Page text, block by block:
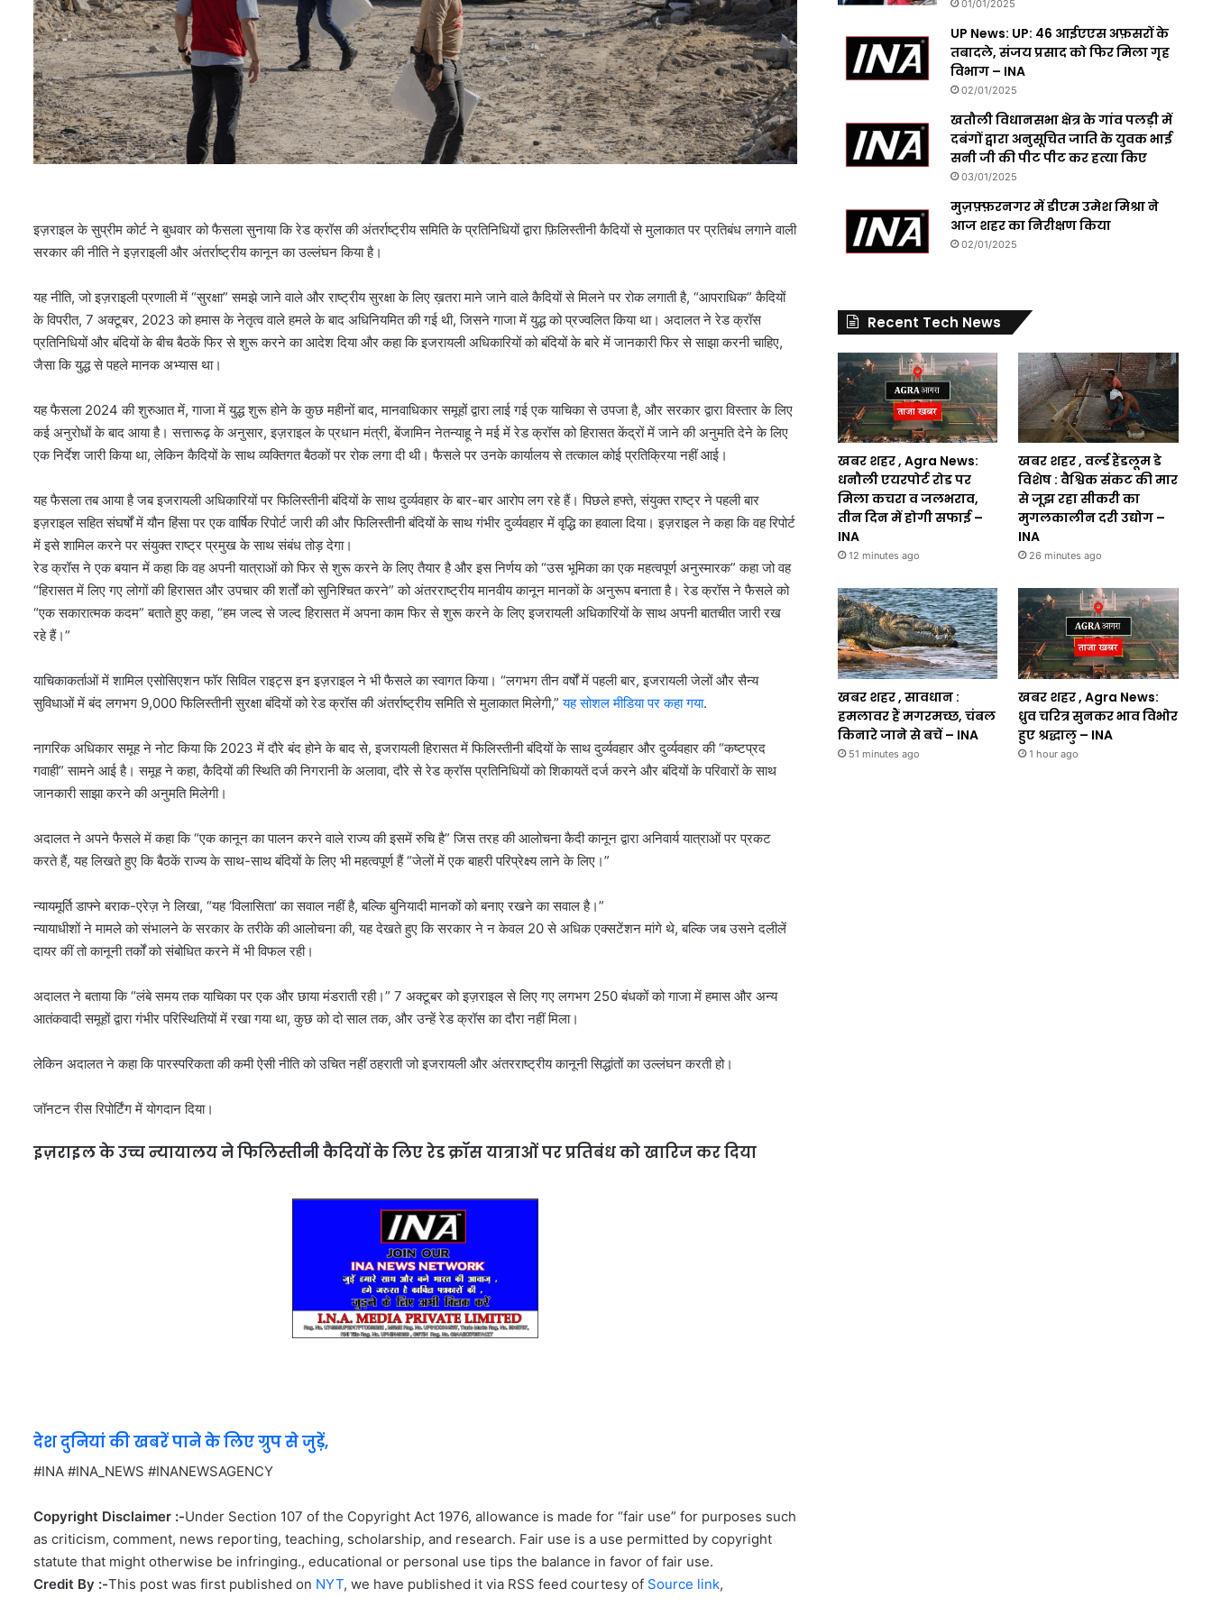
इज़राइल के सुप्रीम कोर्ट ने बुधवार को फैसला सुनाया कि रेड क्रॉस की अंतर्राष्ट्रीय समिति के प्रतिनिधियों द्वारा फ़िलिस्तीनी कैदियों से मुलाकात पर प्रतिबंध लगाने वाली
सरकार की नीति ने इज़राइली और अंतर्राष्ट्रीय कानून का उल्लंघन किया है।
यह नीति, जो इज़राइली प्रणाली में “सुरक्षा” समझे जाने वाले और राष्ट्रीय सुरक्षा के लिए ख़तरा माने जाने वाले कैदियों से मिलने पर रोक लगाती है, “आपराधिक” कैदियों
के विपरीत, 7 अक्टूबर, 2023 को हमास के नेतृत्व वाले हमले के बाद अधिनियमित की गई थी, जिसने गाजा में युद्ध को प्रज्वलित किया था। अदालत ने रेड क्रॉस
प्रतिनिधियों और बंदियों के बीच बैठकें फिर से शुरू करने का आदेश दिया और कहा कि इजरायली अधिकारियों को बंदियों के बारे में जानकारी फिर से साझा करनी चाहिए,
जैसा कि युद्ध से पहले मानक अभ्यास था।
यह फैसला 2024 की शुरुआत में, गाजा में युद्ध शुरू होने के कुछ महीनों बाद, मानवाधिकार समूहों द्वारा लाई गई एक याचिका से उपजा है, और सरकार द्वारा विस्तार के लिए
कई अनुरोधों के बाद आया है। सत्तारूढ़ के अनुसार, इज़राइल के प्रधान मंत्री, बेंजामिन नेतन्याहू ने मई में रेड क्रॉस को हिरासत केंद्रों में जाने की अनुमति देने के लिए
एक निर्देश जारी किया था, लेकिन कैदियों के साथ व्यक्तिगत बैठकों पर रोक लगा दी थी। फैसले पर उनके कार्यालय से तत्काल कोई प्रतिक्रिया नहीं आई।
यह फैसला तब आया है जब इजरायली अधिकारियों पर फिलिस्तीनी बंदियों के साथ दुर्व्यवहार के बार-बार आरोप लग रहे हैं। पिछले हफ्ते, संयुक्त राष्ट्र ने पहली बार
इज़राइल सहित संघर्षों में यौन हिंसा पर एक वार्षिक रिपोर्ट जारी की और फिलिस्तीनी बंदियों के साथ गंभीर दुर्व्यवहार में वृद्धि का हवाला दिया। इज़राइल ने कहा कि वह रिपोर्ट
में इसे शामिल करने पर संयुक्त राष्ट्र प्रमुख के साथ संबंध तोड़ देगा।
रेड क्रॉस ने एक बयान में कहा कि वह अपनी यात्राओं को फिर से शुरू करने के लिए तैयार है और इस निर्णय को “उस भूमिका का एक महत्वपूर्ण अनुस्मारक” कहा जो वह
“हिरासत में लिए गए लोगों की हिरासत और उपचार की शर्तों को सुनिश्चित करने” को अंतरराष्ट्रीय मानवीय कानून मानकों के अनुरूप बनाता है। रेड क्रॉस ने फैसले को
“एक सकारात्मक कदम” बताते हुए कहा, “हम जल्द से जल्द हिरासत में अपना काम फिर से शुरू करने के लिए इजरायली अधिकारियों के साथ अपनी बातचीत जारी रख
रहे हैं।”
याचिकाकर्ताओं में शामिल एसोसिएशन फॉर सिविल राइट्स इन इज़राइल ने भी फैसले का स्वागत किया। “लगभग तीन वर्षों में पहली बार, इजरायली जेलों और सैन्य
सुविधाओं में बंद लगभग 9,000 फिलिस्तीनी सुरक्षा बंदियों को रेड क्रॉस की अंतर्राष्ट्रीय समिति से मुलाकात मिलेगी,”यह सोशल मीडिया पर कहा गया.
नागरिक अधिकार समूह ने नोट किया कि 2023 में दौरे बंद होने के बाद से, इजरायली हिरासत में फिलिस्तीनी बंदियों के साथ दुर्व्यवहार और दुर्व्यवहार की “कष्टप्रद
गवाही” सामने आई है। समूह ने कहा, कैदियों की स्थिति की निगरानी के अलावा, दौरे से रेड क्रॉस प्रतिनिधियों को शिकायतें दर्ज करने और बंदियों के परिवारों के साथ
जानकारी साझा करने की अनुमति मिलेगी।
अदालत ने अपने फैसले में कहा कि “एक कानून का पालन करने वाले राज्य की इसमें रुचि है” जिस तरह की आलोचना कैदी कानून द्वारा अनिवार्य यात्राओं पर प्रकट
करते हैं, यह लिखते हुए कि बैठकें राज्य के साथ-साथ बंदियों के लिए भी महत्वपूर्ण हैं “जेलों में एक बाहरी परिप्रेक्ष्य लाने के लिए।”
न्यायमूर्ति डाफ्ने बराक-एरेज़ ने लिखा, “यह ‘विलासिता’ का सवाल नहीं है, बल्कि बुनियादी मानकों को बनाए रखने का सवाल है।”
न्यायाधीशों ने मामले को संभालने के सरकार के तरीके की आलोचना की, यह देखते हुए कि सरकार ने न केवल 20 से अधिक एक्सटेंशन मांगे थे, बल्कि जब उसने दलीलें
दायर कीं तो कानूनी तर्कों को संबोधित करने में भी विफल रही।
अदालत ने बताया कि “लंबे समय तक याचिका पर एक और छाया मंडराती रही।” 7 अक्टूबर को इज़राइल से लिए गए लगभग 250 बंधकों को गाजा में हमास और अन्य
आतंकवादी समूहों द्वारा गंभीर परिस्थितियों में रखा गया था, कुछ को दो साल तक, और उन्हें रेड क्रॉस का दौरा नहीं मिला।
लेकिन अदालत ने कहा कि पारस्परिकता की कमी ऐसी नीति को उचित नहीं ठहराती जो इजरायली और अंतरराष्ट्रीय कानूनी सिद्धांतों का उल्लंघन करती हो।
जॉनटन रीस रिपोर्टिंग में योगदान दिया।
इज़राइल के उच्च न्यायालय ने फिलिस्तीनी कैदियों के लिए रेड क्रॉस यात्राओं पर प्रतिबंध को खारिज कर दिया
देश दुनियां की खबरें पाने के लिए ग्रुप से जुड़ें,
#INA #INA_NEWS #INANEWSAGENCY
Copyright Disclaimer :-Under Section 107 of the Copyright Act 1976, allowance is made for “fair use” for purposes such
as criticism, comment, news reporting, teaching, scholarship, and research. Fair use is a use permitted by copyright
statute that might otherwise be infringing., educational or personal use tips the balance in favor of fair use.
Credit By :-This post was first published on NYT, we have published it via RSS feed courtesy of Source link,
01/01/2025
UP News: UP: 46 आईएएस अफ़सरों के
तबादले, संजय प्रसाद को फिर मिला गृह
विभाग – INA
02/01/2025
खतौली विधानसभा क्षेत्र के गांव पलड़ी में
दबंगों द्वारा अनुसूचित जाति के युवक भाई
सनी जी की पीट पीट कर हत्या किए
03/01/2025
मुज़फ़्फ़रनगर में डीएम उमेश मिश्रा ने
आज शहर का निरीक्षण किया
02/01/2025
Recent Tech News
खबर शहर , Agra News:
धनौली एयरपोर्ट रोड पर
मिला कचरा व जलभराव,
तीन दिन में होगी सफाई –
INA
12 minutes ago
खबर शहर , वर्ल्ड हैंडलूम डे
विशेष : वैश्विक संकट की मार
से जूझ रहा सीकरी का
मुगलकालीन दरी उद्योग –
INA
26 minutes ago
खबर शहर , सावधान :
हमलावर हैं मगरमच्छ, चंबल
किनारे जाने से बचें – INA
51 minutes ago
खबर शहर , Agra News:
ध्रुव चरित्र सुनकर भाव विभोर
हुए श्रद्धालु – INA
1 hour ago